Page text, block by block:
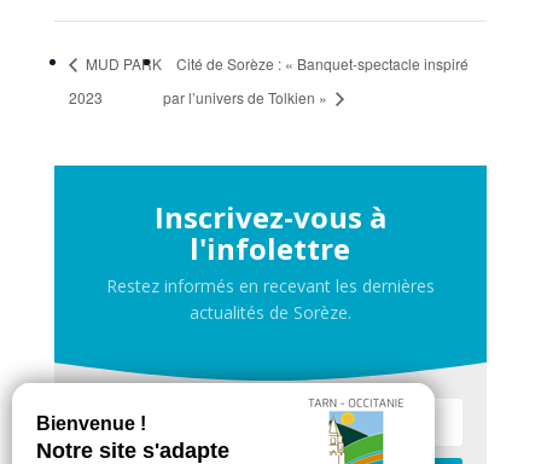
MUD PARK
2023
Cité de Sorèze : « Banquet-spectacle inspiré
par l’univers de Tolkien »
Inscrivez-vous à
l'infolettre
Restez informés en recevant les dernières
actualités de Sorèze.